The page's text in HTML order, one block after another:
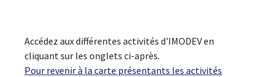
Accédez aux différentes activités d'IMODEV en
cliquant sur les onglets ci-après.
Pour revenir à la carte présentants les activités